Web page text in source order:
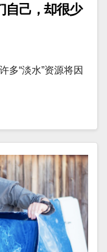
自己，却很少
多“淡水”资源将因